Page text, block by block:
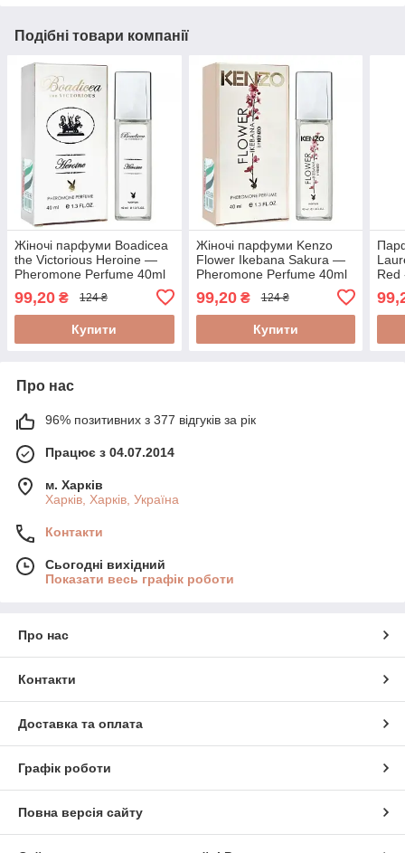
Подібні товари компанії
Жіночі парфуми Boadicea
the Victorious Heroine —
Pheromone Perfume 40ml
99,20 ₴ 124 ₴
Купити
Жіночі парфуми Kenzo
Flower Ikebana Sakura —
Pheromone Perfume 40ml
99,20₴ 124 ₴
Купити
Red
Про нас
96% позитивних з 377 відгуків за рік
Працює з 04.07.2014
м. Харків
Харків, Харків, Україна
Контакти
Сьогодні вихідний
Показати весь графік роботи
Про нас
Контакти
Доставка та оплата
Графік роботи
Повна версія сайту